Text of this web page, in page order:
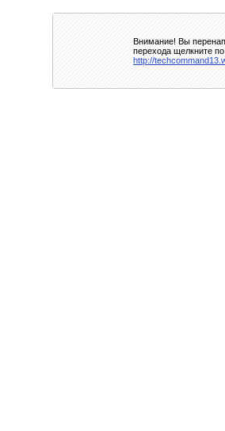
Внимание! Вы
перехода щелкните
http://